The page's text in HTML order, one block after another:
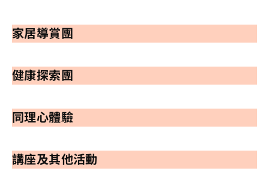
家居導賞團
健康探索團
同理心體驗
講座及其他活動